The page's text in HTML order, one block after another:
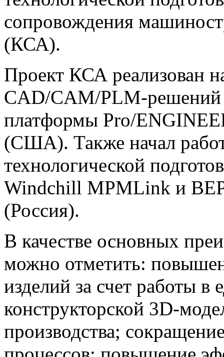
сопровождения
(КСА).
Проект КСА реализован
CAD/CAM/PLM-решений
платформы Pro/
(США). Также начал
технологической
Windchill MPMLink и
(Россия).
В качестве основных
можно отметить:
изделий за счет работы
конструкторской 3D-
производства;